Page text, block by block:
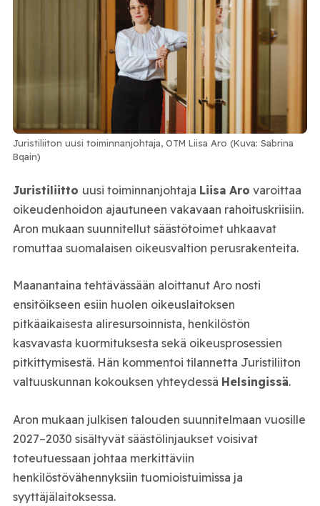
Juristiliiton uusi toiminnanjohtaja, OTM Liisa Aro (Kuva: Sabrina
Bqain)
Juristiliitto uusi toiminnanjohtaja Liisa Aro varoittaa
oikeudenhoidon ajautuneen vakavaan rahoituskriisiin.
Aron mukaan suunnitellut säästötoimet uhkaavat
romuttaa suomalaisen oikeusvaltion perusrakenteita.
Maanantaina tehtävässään aloittanut Aro nosti
ensitöikseen esiin huolen oikeuslaitoksen
pitkäaikaisesta aliresursoinnista, henkilöstön
kasvavasta kuormituksesta sekä oikeusprosessien
pitkittymisestä. Hän kommentoi tilannetta Juristiliiton
valtuuskunnan kokouksen yhteydessä Helsingissä.
Aron mukaan julkisen talouden suunnitelmaan vuosille
2027–2030 sisältyvät säästölinjaukset voisivat
toteutuessaan johtaa merkittäviin
henkilöstövähennyksiin tuomioistuimissa ja
syyttäjälaitoksessa.